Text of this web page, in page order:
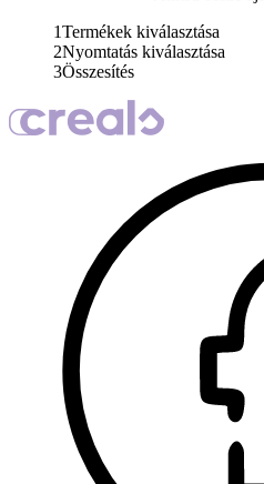
1Termékek kiválasztása
2Nyomtatás kiválasztása
3Összesítés